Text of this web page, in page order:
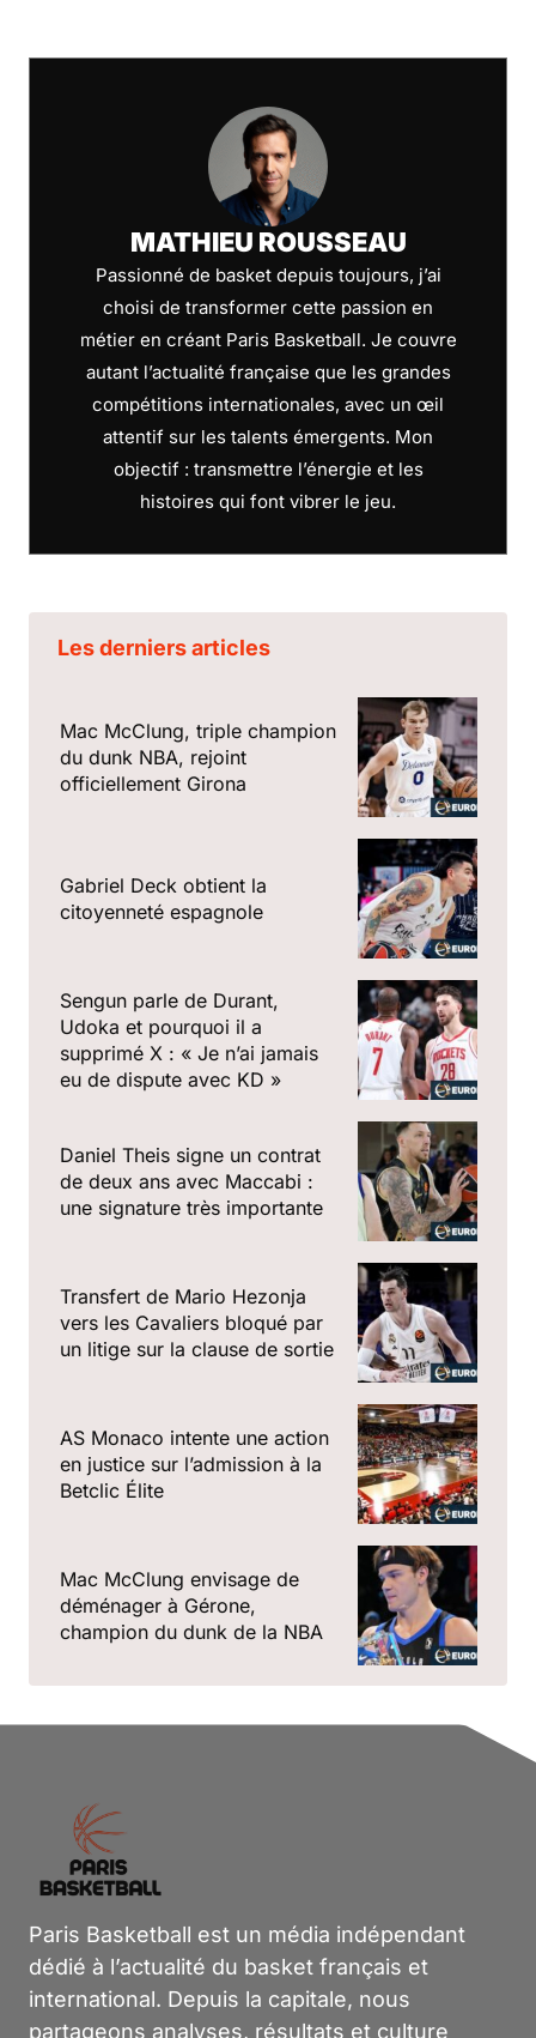
MATHIEU ROUSSEAU
Passionné de basket depuis toujours, j’ai
choisi de transformer cette passion en
métier en créant Paris Basketball. Je couvre
autant l’actualité française que les grandes
compétitions internationales, avec un œil
attentif sur les talents émergents. Mon
objectif : transmettre l’énergie et les
histoires qui font vibrer le jeu.
Les derniers articles
Mac McClung, triple champion
du dunk NBA, rejoint
officiellement Girona
Gabriel Deck obtient la
citoyenneté espagnole
Sengun parle de Durant,
Udoka et pourquoi il a
supprimé X : « Je n’ai jamais
eu de dispute avec KD »
Daniel Theis signe un contrat
de deux ans avec Maccabi :
une signature très importante
Transfert de Mario Hezonja
vers les Cavaliers bloqué par
un litige sur la clause de sortie
AS Monaco intente une action
en justice sur l’admission à la
Betclic Élite
Mac McClung envisage de
déménager à Gérone,
champion du dunk de la NBA
Paris Basketball est un média indépendant
dédié à l’actualité du basket français et
international. Depuis la capitale, nous
partageons analyses, résultats et culture